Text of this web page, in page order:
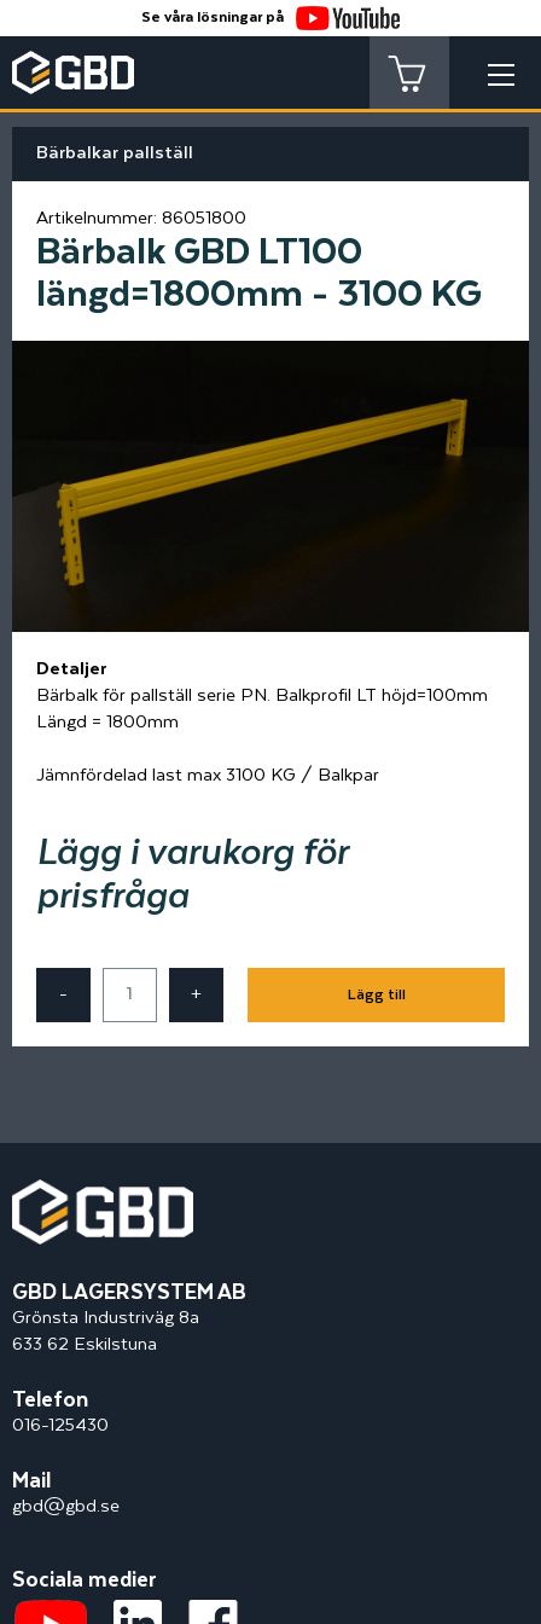
Se våra lösningar på
Bärbalkar pallställ
Artikelnummer: 86051800
Bärbalk GBD LT100
längd=1800mm - 3100 KG
Detaljer
Bärbalk för pallställ serie PN. Balkprofil LT höjd=100mm
Längd = 1800mm
Jämnfördelad last max 3100 KG / Balkpar
Lägg i varukorg för
prisfråga
- + Lägg till
GBD LAGERSYSTEM AB
Grönsta Industriväg 8a
633 62 Eskilstuna
Telefon
016-125430
Mail
gbd@gbd.se
Sociala medier